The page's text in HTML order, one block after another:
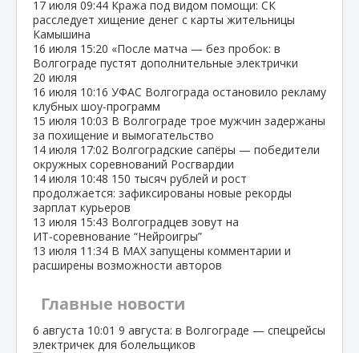
17 июля 09:44 Кража под видом помощи: СК
расследует хищение денег с карты жительницы
Камышина
16 июля 15:20 «После матча — без пробок: в
Волгограде пустят дополнительные электрички
20 июля
16 июля 10:16 УФАС Волгограда остановило рекламу
клубных шоу‑программ
15 июля 10:03 В Волгограде трое мужчин задержаны
за похищение и вымогательство
14 июля 17:02 Волгоградские сапёры — победители
окружных соревнований Росгвардии
14 июля 10:48 150 тысяч рублей и рост
продолжается: зафиксированы новые рекорды
зарплат курьеров
13 июля 15:43 Волгоградцев зовут на
ИТ‑соревнование “Нейроигры”
13 июля 11:34 В МАХ запущены комментарии и
расширены возможности авторов
Главные новости
6 августа 10:01 9 августа: в Волгограде — спецрейсы
электричек для болельщиков